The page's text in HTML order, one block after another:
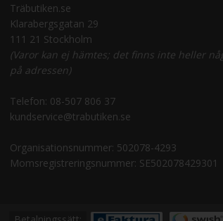
Träbutiken.se
Klarabergsgatan 29
111 21 Stockholm
(Varor kan ej hämtes; det finns inte heller
på adressen)
Telefon: 08-507 806 37
kundservice@trabutiken.se
Organisationsnummer: 502078-4293
Momsregistreringsnummer: SE502078429301